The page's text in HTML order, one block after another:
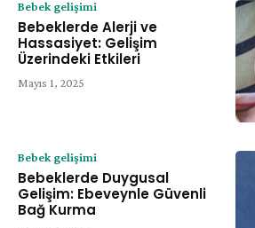
Bebek gelişimi
Bebeklerde Alerji ve
Hassasiyet: Gelişim
Üzerindeki Etkileri
Mayıs 1, 2025
Bebek gelişimi
Bebeklerde Duygusal
Gelişim: Ebeveynle Güvenli
Bağ Kurma